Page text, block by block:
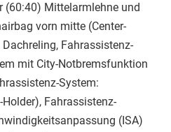
(60:40) Mittelarmlehne und
vorn mitte (Center-
Fahrassistenz-
mit City-Notbremsfunktion
System:
Fahrassistenz-
(ISA)